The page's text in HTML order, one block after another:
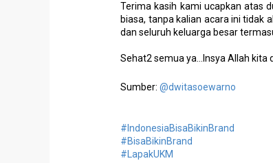
Terima kasih kami ucapkan atas
biasa, tanpa kalian acara ini tidak
dan seluruh keluarga besar
Sehat2 semua ya…Insya Allah kita
Sumber:@dwitasoewarno
#IndonesiaBisaBikinBrand
#BisaBikinBrand
#LapakUKM